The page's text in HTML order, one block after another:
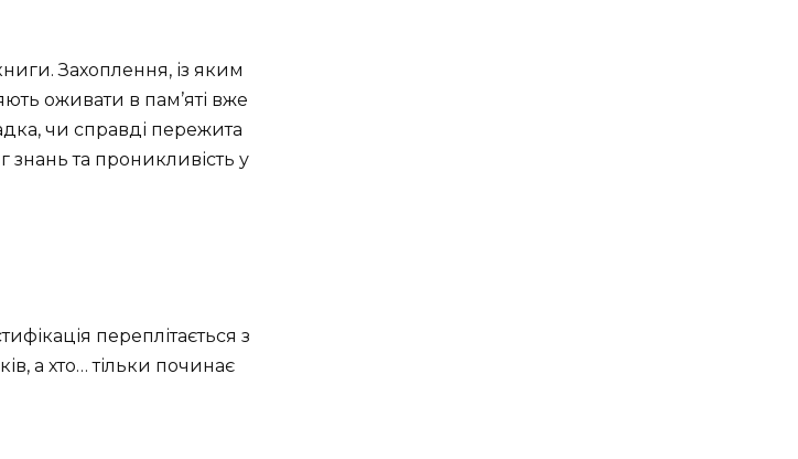
Захоплення, із яким
оживати в пам’яті вже
чи справді пережита
знань та проникливість у
переплітається з
а хто… тільки починає